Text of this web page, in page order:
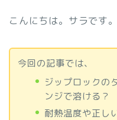
こんにちは。サラです。
今回の記事では、
ジップロックの
ンジで溶ける？
耐熱温度や正し